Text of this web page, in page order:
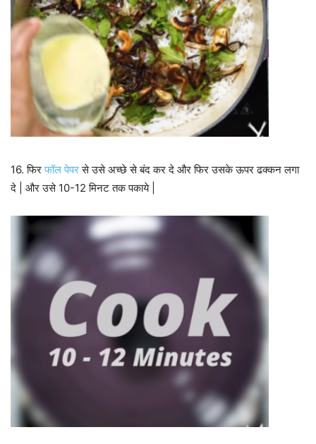
16. फिरफॉल पेपरसे उसे अच्छे से बंद कर दे और फिर उसके ऊपर ढक्कन लगा
दे | और उसे 10-12 मिनट तक पकाये |